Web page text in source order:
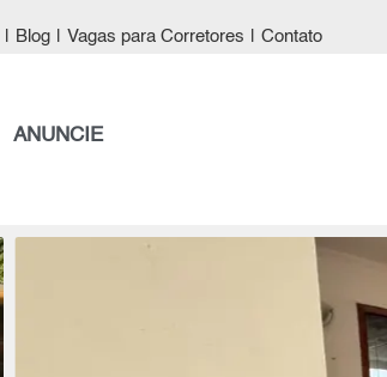
Blog Vagas para Corretores Contato
ANUNCIE